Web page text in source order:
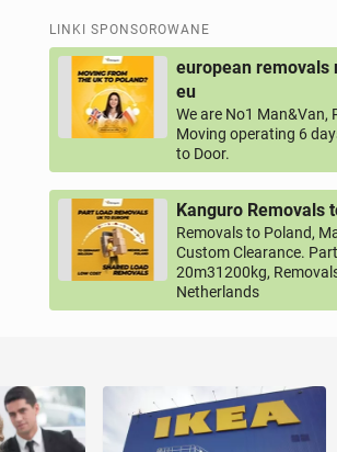
LINKI SPONSOROWANE
european removals
eu
We are No1 Man&Van,
Moving operating 6
to Door.
Kanguro Removals
Removals to Poland,
Custom Clearance.
20m31200kg,
Netherlands